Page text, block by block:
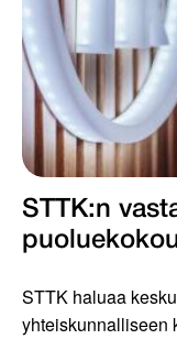
STTK:n
STTK haluaa
yhteiskunnalliseen